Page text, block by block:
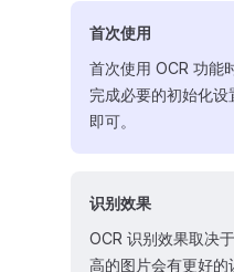
首次使用
首次使用 OCR 功能
完成必要的初始化
即可。
识别效果
OCR 识别效果取决
高的图片会有更好